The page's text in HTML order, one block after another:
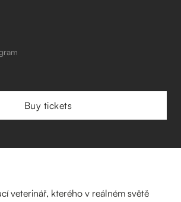
Buy tickets
veterinář, kterého v reálném světě